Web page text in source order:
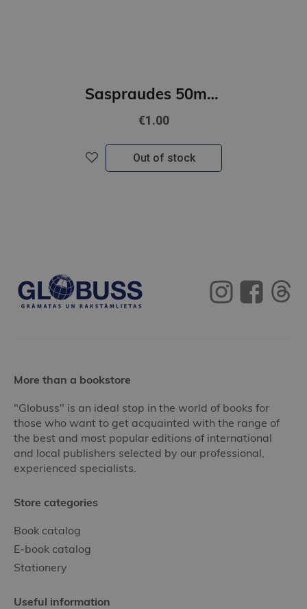
Saspraudes 50mm FOROFIS apaļveida, nicķeļētas 100gab./kartona kārb.
€1.00
Out of stock
More than a bookstore
"Globuss" is an ideal stop in the world of books for
those who want to get acquainted with the range of
the best and most popular editions of international
and local publishers selected by our professional,
experienced specialists.
Store categories
Book catalog
E-book catalog
Stationery
Useful information